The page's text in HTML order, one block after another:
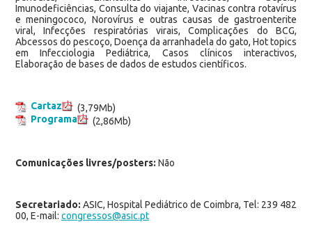
Imunodeficiências, Consulta do viajante, Vacinas contra rotavírus
e meningococo, Norovírus e outras causas de gastroenterite
viral, Infecções respiratórias virais, Complicações do BCG,
Abcessos do pescoço, Doença da arranhadela do gato, Hot topics
em Infecciologia Pediátrica, Casos clínicos interactivos,
Elaboração de bases de dados de estudos científicos.
Cartaz
(3,79Mb)
Programa
(2,86Mb)
Comunicações livres/posters: Não
Secretariado: ASIC, Hospital Pediátrico de Coimbra, Tel: 239 482
00, E-mail: congressos@asic.pt